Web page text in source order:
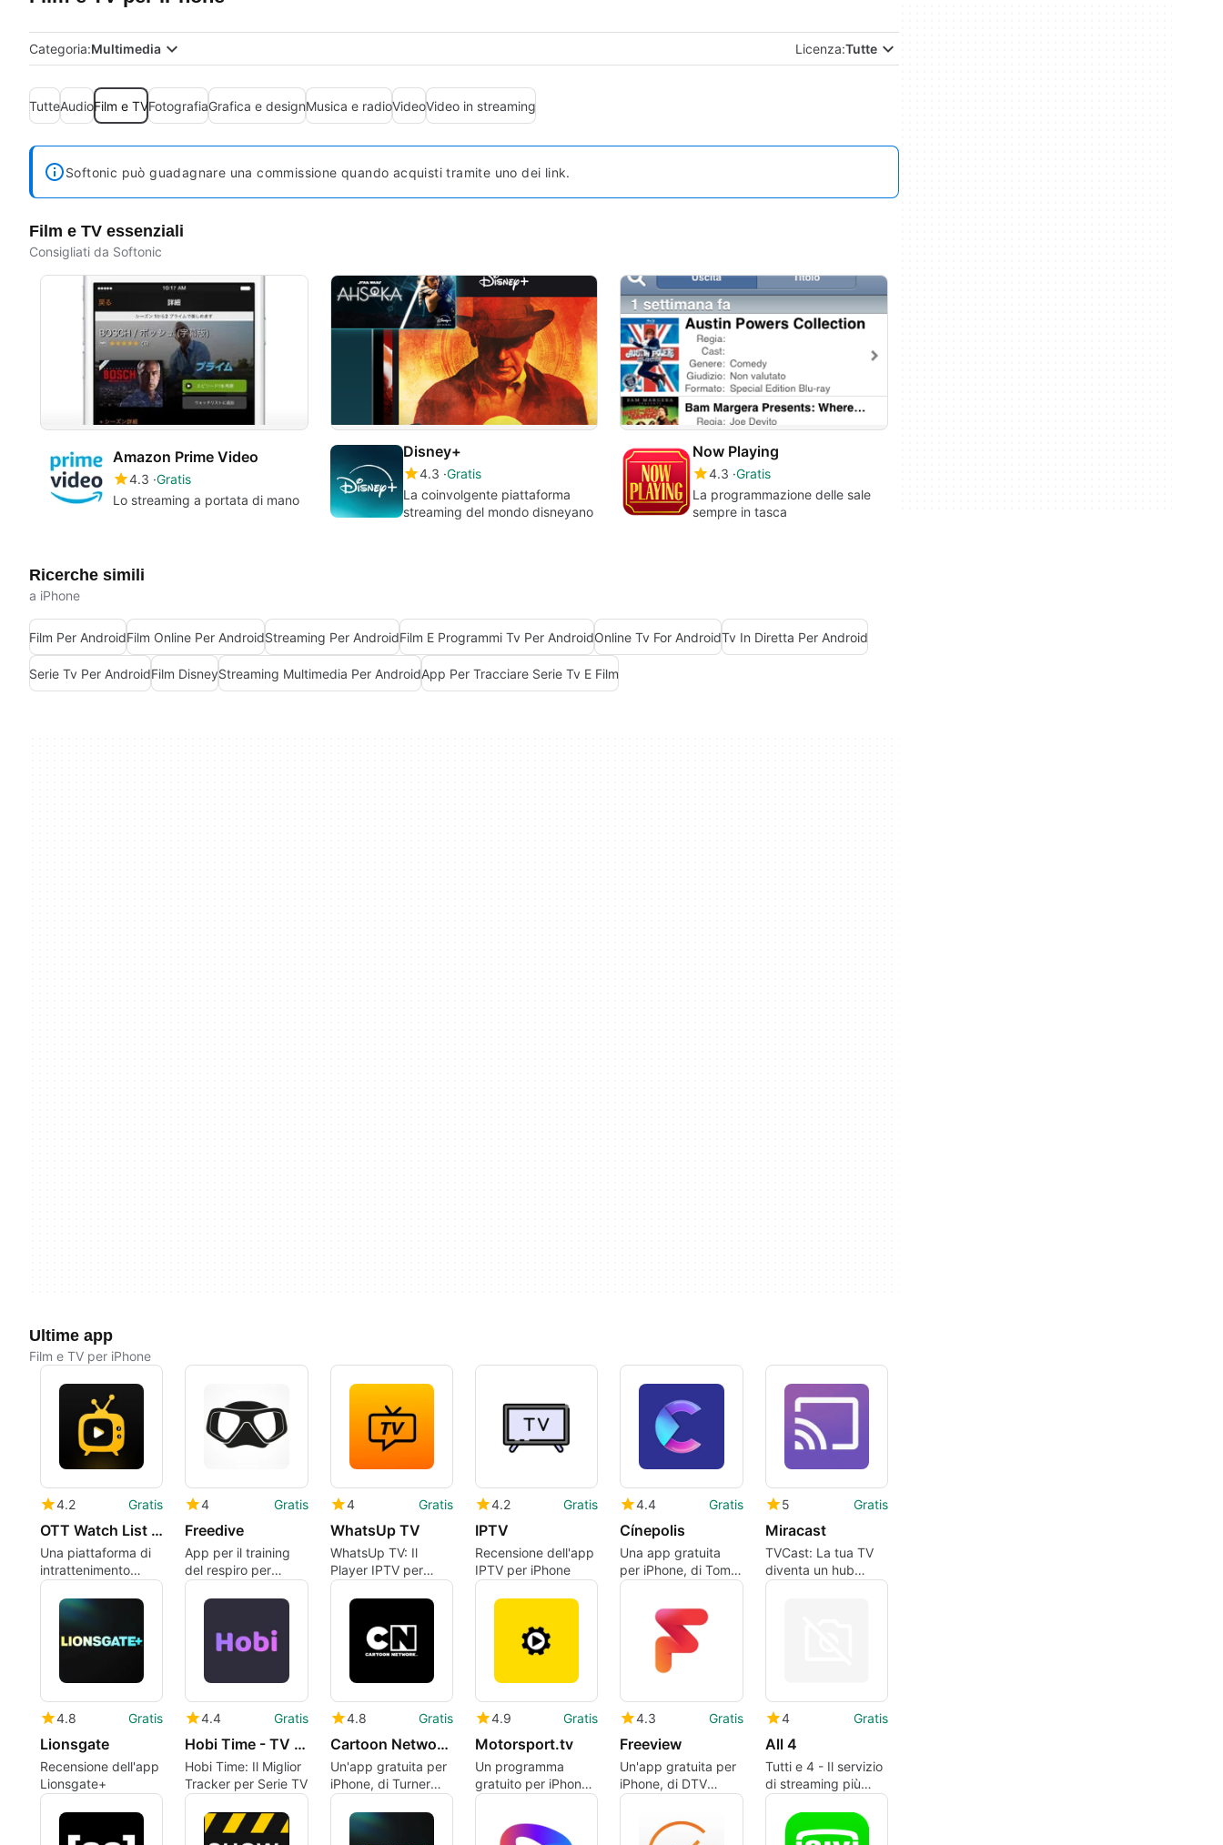
Categoria:Multimedia Licenza:Tutte
TutteAudioFilm e TVFotografiaGrafica e designMusica e radioVideoVideo in streaming
Softonic può guadagnare una commissione quando acquisti tramite uno dei link.
Film e TV essenziali
Consigliati da Softonic
Amazon Prime Video
4.3 Gratis
Lo streaming a portata di mano
Disney+
4.3 Gratis
La coinvolgente piattaforma
streaming del mondo disneyano
Now Playing
4.3 Gratis
La programmazione delle sale
sempre in tasca
Ricerche simili
a iPhone
Film Per AndroidFilm Online Per AndroidStreaming Per AndroidFilm E Programmi Tv Per AndroidOnline Tv For AndroidTv In Diretta Per Android
Serie Tv Per AndroidFilm DisneyStreaming Multimedia Per AndroidApp Per Tracciare Serie Tv E Film
Ultime app
Film e TV per iPhone
4.2 Gratis
OTT Watch List For Pikashow
Una piattaforma di
intrattenimento
gratuita e comoda
4 Gratis
Freedive
App per il training
del respiro per
freedivers
4 Gratis
WhatsUp TV
WhatsUp TV: Il
Player IPTV per
iPhone
4.2 Gratis
IPTV
Recensione dell'app
IPTV per iPhone
4.4 Gratis
Cínepolis
Una app gratuita
per iPhone, di Tom
Norton.
5 Gratis
Miracast ㅤ
TVCast: La tua TV
diventa un hub
multimediale
4.8 Gratis
Lionsgate
Recensione dell'app
Lionsgate+
4.4 Gratis
Hobi Time - TV Shows Tracker
Hobi Time: Il Miglior
Tracker per Serie TV
4.8 Gratis
Cartoon Network Watch and Play
Un'app gratuita per
iPhone, di Turner
Broadcasting
System Asia Pacific
Inc..
4.9 Gratis
Motorsport.tv
Un programma
gratuito per iPhone,
di Motorsport.tv.
4.3 Gratis
Freeview
Un'app gratuita per
iPhone, di DTV
Services Limited.
4 Gratis
All 4
Tutti e 4 - Il servizio
di streaming più
grande del Regno
Unito